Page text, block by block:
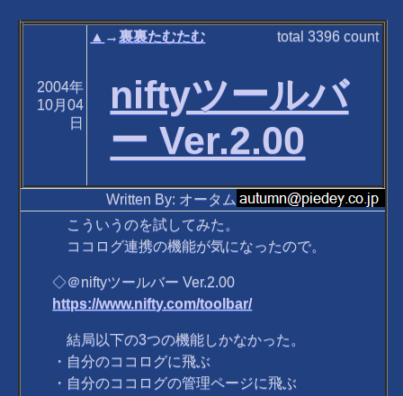
2004年
10月04
日
▲ →裏裏たむたむ total3396 count
niftyツールバ
ー Ver.2.00
Written By: オータム
こういうのを試してみた。
ココログ連携の機能が気になったので。
◇＠niftyツールバー Ver.2.00
https://www.nifty.com/toolbar/
結局以下の3つの機能しかなかった。
・自分のココログに飛ぶ
・自分のココログの管理ページに飛ぶ